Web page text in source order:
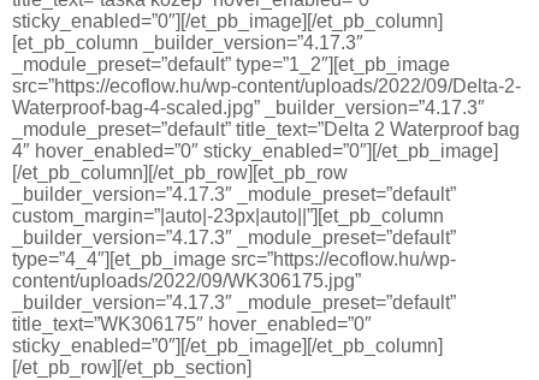
sticky_enabled=”0″][/et_pb_image][/et_pb_column]
[et_pb_column _builder_version=”4.17.3″
_module_preset=”default” type=”1_2″][et_pb_image
src=”https://ecoflow.hu/wp-content/uploads/2022/09/Delta-2-
Waterproof-bag-4-scaled.jpg” _builder_version=”4.17.3″
_module_preset=”default” title_text=”Delta 2 Waterproof bag
4″ hover_enabled=”0″ sticky_enabled=”0″][/et_pb_image]
[/et_pb_column][/et_pb_row][et_pb_row
_builder_version=”4.17.3″ _module_preset=”default”
custom_margin=”|auto|-23px|auto||”][et_pb_column
_builder_version=”4.17.3″ _module_preset=”default”
type=”4_4″][et_pb_image src=”https://ecoflow.hu/wp-
content/uploads/2022/09/WK306175.jpg”
_builder_version=”4.17.3″ _module_preset=”default”
title_text=”WK306175″ hover_enabled=”0″
sticky_enabled=”0″][/et_pb_image][/et_pb_column]
[/et_pb_row][/et_pb_section]